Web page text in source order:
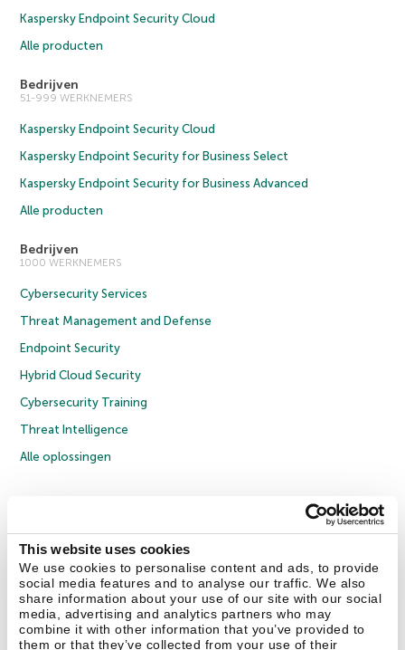
This website uses cookies
We use cookies to personalise content and ads, to provide
social media features and to analyse our traffic. We also
share information about your use of our site with our social
media, advertising and analytics partners who may
combine it with other information that you’ve provided to
them or that they’ve collected from your use of their
Kaspersky Endpoint Security Cloud
Alle producten
Bedrijven
51-999 WERKNEMERS
Kaspersky Endpoint Security Cloud
Kaspersky Endpoint Security for Business Select
Kaspersky Endpoint Security for Business Advanced
Alle producten
Bedrijven
1000 WERKNEMERS
Cybersecurity Services
Threat Management and Defense
Endpoint Security
Hybrid Cloud Security
Cybersecurity Training
Threat Intelligence
Alle oplossingen
Privacybeleid
Licentieovereenkomst B2B
Cookies
Contact Us Over ons Partners Blog Resource Center
Persberichten
Vertrouwen in Kaspersky